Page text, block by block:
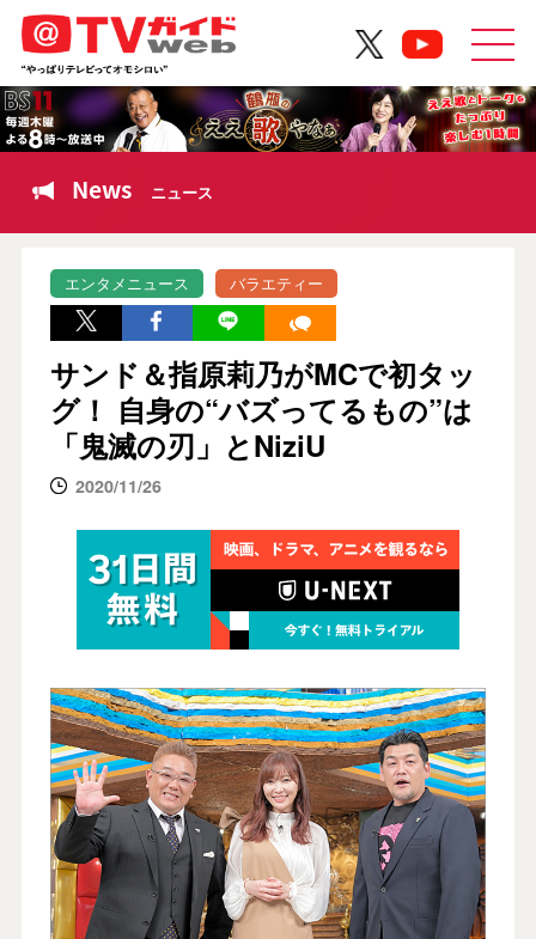
News ニュース
エンタメニュース バラエティー
サンド＆指原莉乃がMCで初タッ
グ！ 自身の“バズってるもの”は
「鬼滅の刃」とNiziU
2020/11/26